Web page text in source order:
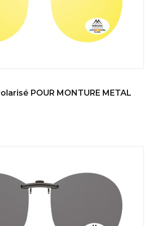
POUR MONTURE METAL